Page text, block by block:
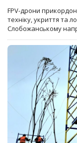
FPV-дрони
техніку, укриття та
Слобожанському